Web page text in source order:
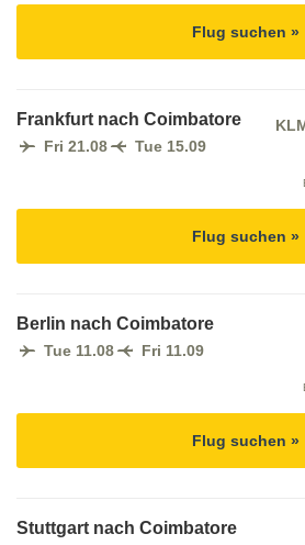
Flug suchen »
Frankfurt nach Coimbatore
Fri 21.08 Tue 15.09
Flug suchen »
Berlin nach Coimbatore
Tue 11.08 Fri 11.09
Flug suchen »
Stuttgart nach Coimbatore